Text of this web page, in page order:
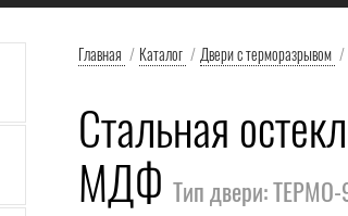
Главная / Каталог / Двери с терморазрывом /
Стальная
МДФ Тип двери: